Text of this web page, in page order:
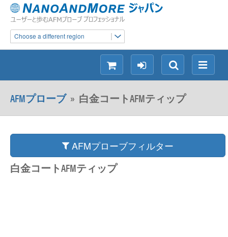
Choose a different region
メ
ニ
検
索
ロ
グ
イ
シ
ョ
ッ
グ
AFMプローブ» 白金コートAFMティップ
AFMプローブフィルター
白金コートAFMティップ